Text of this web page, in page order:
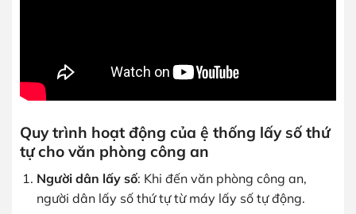
Quy trình hoạt động của ệ thống lấy số thứ
tự cho văn phòng công an
Người dân lấy số: Khi đến văn phòng công an,
người dân lấy số thứ tự từ máy lấy số tự động.